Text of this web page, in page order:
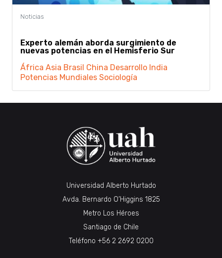
Experto alemán aborda surgimiento de
nuevas potencias en el Hemisferio Sur
África Asia Brasil China Desarrollo India
Potencias Mundiales Sociología
Universidad Alberto Hurtado
Avda. Bernardo O’Higgins 1825
Metro Los Héroes
Santiago de Chile
Teléfono +56 2 2692 0200